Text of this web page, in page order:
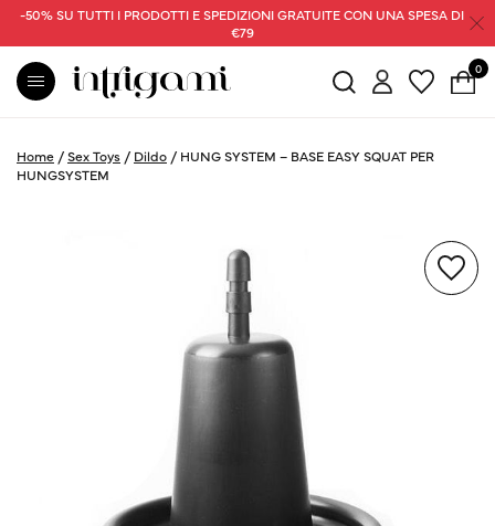
-50% SU TUTTI I PRODOTTI E SPEDIZIONI GRATUITE CON UNA SPESA DI
€79
0
Home /Sex Toys / Dildo / HUNG SYSTEM – BASE EASY SQUAT PER
HUNGSYSTEM